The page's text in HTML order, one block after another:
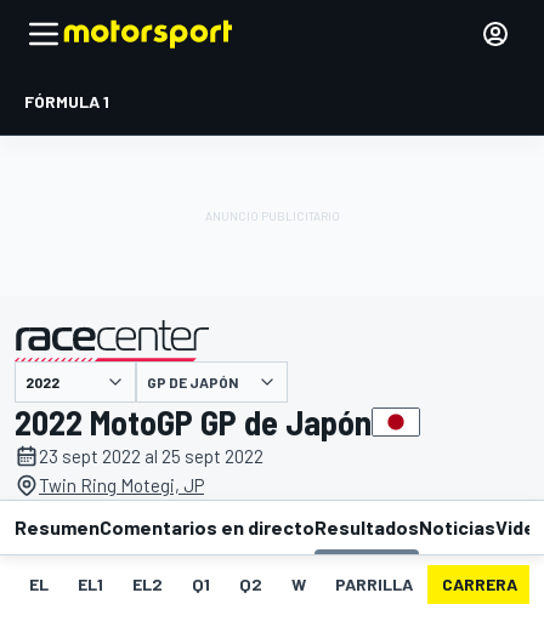
FÓRMULA 1
presentado por GP DE JAPÓN
2022 MotoGP GP de Japón
23 sept 2022 al 25 sept 2022
Twin Ring Motegi, JP
ResumenComentarios en directoResultadosNoticias
EL EL1 EL2 Q1 Q2 W PARRILLA CARRERA